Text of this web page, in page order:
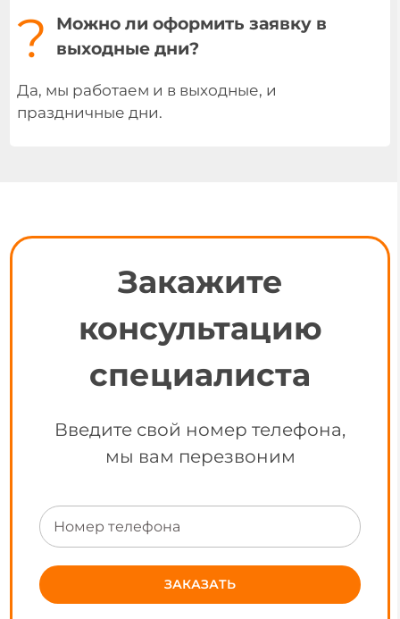
?
Можно ли оформить заявку в
выходные дни?
Да, мы работаем и в выходные, и
праздничные дни.
Закажите
консультацию
специалиста
Введите свой номер телефона,
мы вам перезвоним